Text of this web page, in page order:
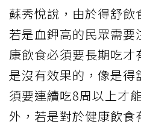
蘇秀悅說，由於得舒飲
若是血鉀高的民眾需
康飲食必須要長期吃才
是沒有效果的，像是得
須要連續吃8周以上才
外，若是對於健康飲食